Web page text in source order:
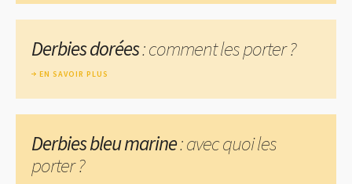
Derbies dorées: comment les porter ?
EN SAVOIR PLUS
Derbies bleu marine: avec quoi les
porter ?